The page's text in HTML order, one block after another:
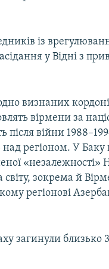
із
у Відні з
визнаних
вірмени за
війни
над регіоном. У
«незалежності»
зокрема й
регіонові
загинули близько